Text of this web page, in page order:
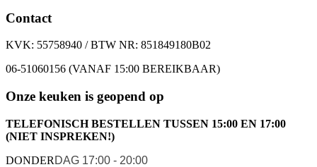
Contact
KVK: 55758940 / BTW NR: 851849180B02
06-51060156 (VANAF 15:00 BEREIKBAAR)
Onze keuken is geopend op
TELEFONISCH BESTELLEN TUSSEN 15:00 EN 17:00
(NIET INSPREKEN!)
DONDER DAG 17:00 - 20:00